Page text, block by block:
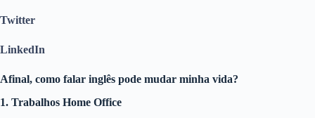
Twitter
LinkedIn
Afinal, como falar inglês pode mudar minha vida?
1. Trabalhos Home Office